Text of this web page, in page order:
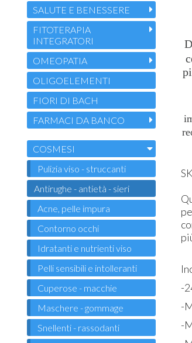
-
-
-
SALUTE E BENESSERE
FITOTERAPIA
INTEGRATORI
OMEOPATIA
OLIGOELEMENTI
FIORI DI BACH
FARMACI DA BANCO
COSMESI
Pulizia viso - struccanti
Antirughe - antietà - sieri
Acne, pelle impura
Contorno occhi
Idratanti e nutrienti viso
Pelli sensibili e intolleranti
Cuperose - macchie
Maschere - gommage
Snellenti - rassodanti